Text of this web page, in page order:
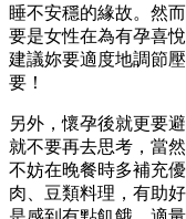
睡不安穩的緣故。然
要是女性在為有孕喜
建議妳要適度地調節
要！
另外，懷孕後就更要
就不要再去思考，當
不妨在晚餐時多補充
肉、豆類料理，有助